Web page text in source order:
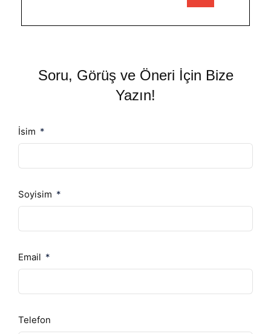
Soru, Görüş ve Öneri İçin Bize
Yazın!
İsim
Soyisim
Email
Telefon